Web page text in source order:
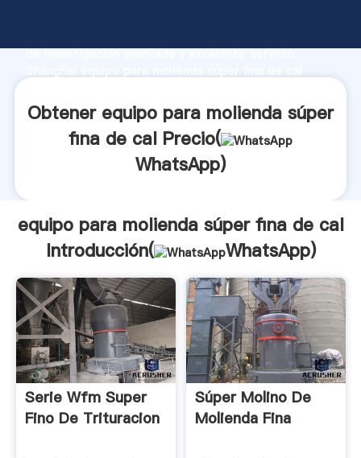
de investigación avanzada y excelente servicio,
clientes.
Obtener equipo para molienda súper
fina de cal Precio(
WhatsApp)
equipo para molienda súper fina de cal
Introducción(
WhatsApp)
Serie Wfm Super
Fino De Trituracion
Súper Molino De
Molienda Fina